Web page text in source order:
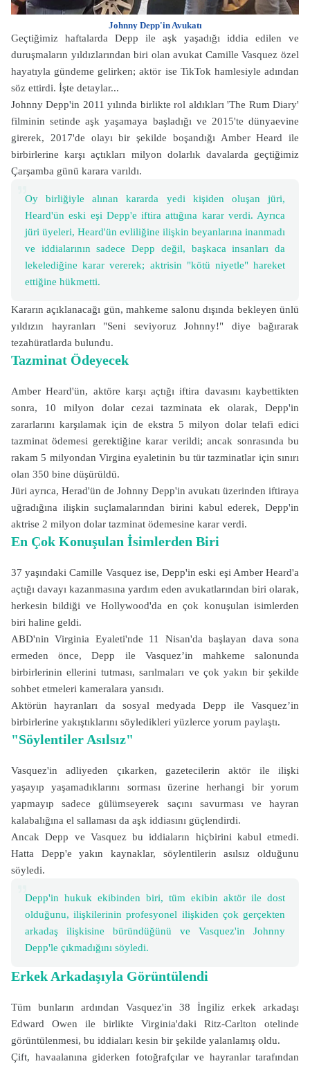
Johnny Depp'in Avukatı
Geçtiğimiz haftalarda Depp ile aşk yaşadığı iddia edilen ve
duruşmaların yıldızlarından biri olan avukat Camille Vasquez özel
hayatıyla gündeme gelirken; aktör ise TikTok hamlesiyle adından
söz ettirdi. İşte detaylar...
Johnny Depp'in 2011 yılında birlikte rol aldıkları 'The Rum Diary'
filminin setinde aşk yaşamaya başladığı ve 2015'te dünyaevine
girerek, 2017'de olayı bir şekilde boşandığı Amber Heard ile
birbirlerine karşı açtıkları milyon dolarlık davalarda geçtiğimiz
Çarşamba günü karara varıldı.
Oy birliğiyle alınan kararda yedi kişiden oluşan jüri,
Heard'ün eski eşi Depp'e iftira attığına karar verdi. Ayrıca
jüri üyeleri, Heard'ün evliliğine ilişkin beyanlarına inanmadı
ve iddialarının sadece Depp değil, başkaca insanları da
lekelediğine karar vererek; aktrisin "kötü niyetle" hareket
ettiğine hükmetti.
Kararın açıklanacağı gün, mahkeme salonu dışında bekleyen ünlü
yıldızın hayranları "Seni seviyoruz Johnny!" diye bağırarak
tezahüratlarda bulundu.
Tazminat Ödeyecek
Amber Heard'ün, aktöre karşı açtığı iftira davasını kaybettikten
sonra, 10 milyon dolar cezai tazminata ek olarak, Depp'in
zararlarını karşılamak için de ekstra 5 milyon dolar telafi edici
tazminat ödemesi gerektiğine karar verildi; ancak sonrasında bu
rakam 5 milyondan Virgina eyaletinin bu tür tazminatlar için sınırı
olan 350 bine düşürüldü.
Jüri ayrıca, Herad'ün de Johnny Depp'in avukatı üzerinden iftiraya
uğradığına ilişkin suçlamalarından birini kabul ederek, Depp'in
aktrise 2 milyon dolar tazminat ödemesine karar verdi.
En Çok Konuşulan İsimlerden Biri
37 yaşındaki Camille Vasquez ise, Depp'in eski eşi Amber Heard'a
açtığı davayı kazanmasına yardım eden avukatlarından biri olarak,
herkesin bildiği ve Hollywood'da en çok konuşulan isimlerden
biri haline geldi.
ABD'nin Virginia Eyaleti'nde 11 Nisan'da başlayan dava sona
ermeden önce, Depp ile Vasquez’in mahkeme salonunda
birbirlerinin ellerini tutması, sarılmaları ve çok yakın bir şekilde
sohbet etmeleri kameralara yansıdı.
Aktörün hayranları da sosyal medyada Depp ile Vasquez’in
birbirlerine yakıştıklarını söyledikleri yüzlerce yorum paylaştı.
"Söylentiler Asılsız"
Vasquez'in adliyeden çıkarken, gazetecilerin aktör ile ilişki
yaşayıp yaşamadıklarını sorması üzerine herhangi bir yorum
yapmayıp sadece gülümseyerek saçını savurması ve hayran
kalabalığına el sallaması da aşk iddiasını güçlendirdi.
Ancak Depp ve Vasquez bu iddiaların hiçbirini kabul etmedi.
Hatta Depp'e yakın kaynaklar, söylentilerin asılsız olduğunu
söyledi.
Depp'in hukuk ekibinden biri, tüm ekibin aktör ile dost
olduğunu, ilişkilerinin profesyonel ilişkiden çok gerçekten
arkadaş ilişkisine büründüğünü ve Vasquez'in Johnny
Depp'le çıkmadığını söyledi.
Erkek Arkadaşıyla Görüntülendi
Tüm bunların ardından Vasquez'in 38 İngiliz erkek arkadaşı
Edward Owen ile birlikte Virginia'daki Ritz-Carlton otelinde
görüntülenmesi, bu iddiaları kesin bir şekilde yalanlamış oldu.
Çift, havaalanına giderken fotoğrafçılar ve hayranlar tarafından